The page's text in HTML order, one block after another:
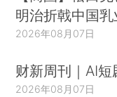
明治折戟中国乳
2026年08月07日
财新周刊｜AI
2026年08月07日